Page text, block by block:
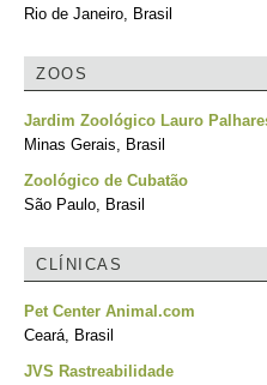
Rio de Janeiro, Brasil
ZOOS
Jardim Zoológico Lauro
Minas Gerais, Brasil
Zoológico de Cubatão
São Paulo, Brasil
CLÍNICAS
Pet Center Animal.com
Ceará, Brasil
JVS Rastreabilidade